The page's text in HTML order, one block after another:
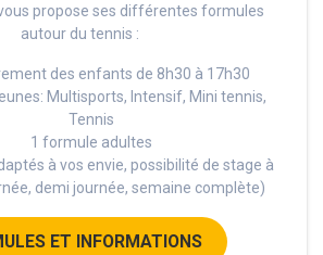
vous propose ses différentes formules
autour du tennis :
des enfants de 8h30 à 17h30
Multisports, Intensif, Mini tennis,
Tennis
1 formule adultes
à vos envie, possibilité de stage à
demi journée, semaine complète)
ET INFORMATIONS